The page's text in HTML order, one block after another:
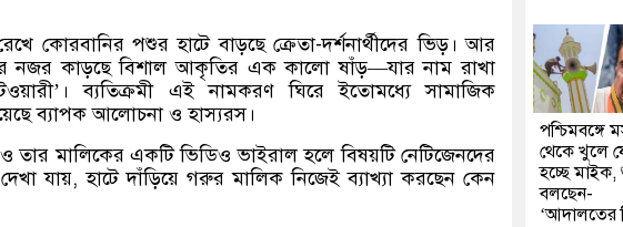
কোরবানির পশুর হাটে বাড়ছে ক্রেতা-দর্শনার্থীদের ভিড়। আর
নজর কাড়ছে বিশাল আকৃতির এক কালো ষাঁড়—যার নাম রাখা
ব্যতিক্রমী এই নামকরণ ঘিরে ইতোমধ্যে সামাজিক
ব্যাপক আলোচনা ও হাস্যরস।
মালিকের একটি ভিডিও ভাইরাল হলে বিষয়টি নেটিজেনদের
যায়, হাটে দাঁড়িয়ে গরুর মালিক নিজেই ব্যাখ্যা করছেন কেন
পশ্চিমবঙ্গে
থেকে খুলে
হচ্ছে মাইক,
বলছেন-
‘আদালতের